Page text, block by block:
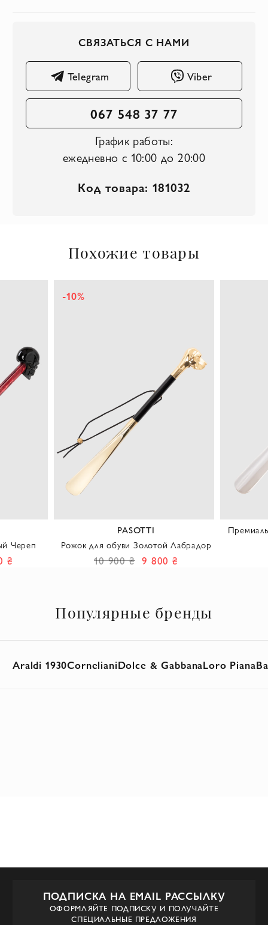
СВЯЗАТЬСЯ С НАМИ
Telegram Viber
067 548 37 77
График работы:
ежедневно с 10:00 до 20:00
Код товара: 181032
Похожие товары
Череп
₴
PASOTTI
Рожок для обуви Золотой Лабрадор
-10%
10 900 ₴ 9 800 ₴
Популярные бренды
Araldi 1930CornelianiDolce & GabbanaLoro Piana
ПОДПИСКА НА EMAIL РАССЫЛКУ
ОФОРМЛЯЙТЕ ПОДПИСКУ И ПОЛУЧАЙТЕ
СПЕЦИАЛЬНЫЕ ПРЕДЛОЖЕНИЯ